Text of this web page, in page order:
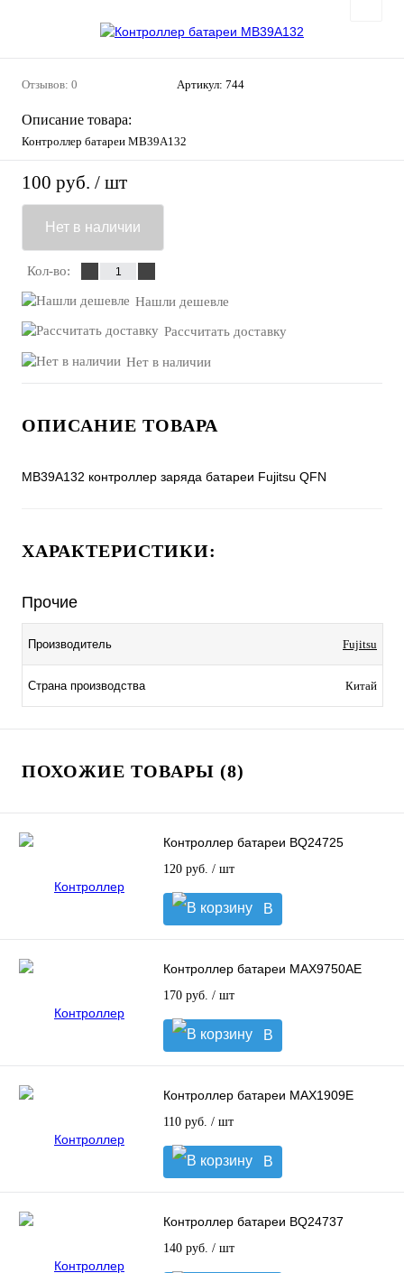
Отзывов: 0 Артикул: 744
Описание товара:
Контроллер батареи MB39A132
100 руб. / шт
Нет в наличии
Кол-во:
Нашли дешевле
Рассчитать доставку
Нет в наличии
ОПИСАНИЕ ТОВАРА
MB39A132 контроллер заряда батареи Fujitsu QFN
ХАРАКТЕРИСТИКИ:
Прочие
Производитель Fujitsu
Страна производства Китай
ПОХОЖИЕ ТОВАРЫ (8)
Контроллер батареи BQ24725
120 руб. / шт
В
корзину
Контроллер батареи MAX9750AE
170 руб. / шт
В
корзину
Контроллер батареи MAX1909E
110 руб. / шт
В
корзину
Контроллер батареи BQ24737
140 руб. / шт